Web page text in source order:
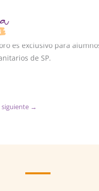
es exclusivo para
de SP.
siguiente →